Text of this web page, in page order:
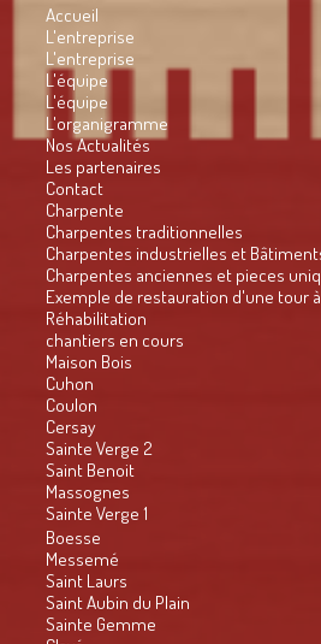
Accueil
L'entreprise
L'entreprise
L'équipe
L'équipe
L'organigramme
Nos Actualités
Les partenaires
Contact
Charpente
Charpentes traditionnelles
Charpentes industrielles et
Charpentes anciennes et pieces
Exemple de restauration d'une tour
Réhabilitation
chantiers en cours
Maison Bois
Cuhon
Coulon
Cersay
Sainte Verge 2
Saint Benoit
Massognes
Sainte Verge 1
Boesse
Messemé
Saint Laurs
Saint Aubin du Plain
Sainte Gemme